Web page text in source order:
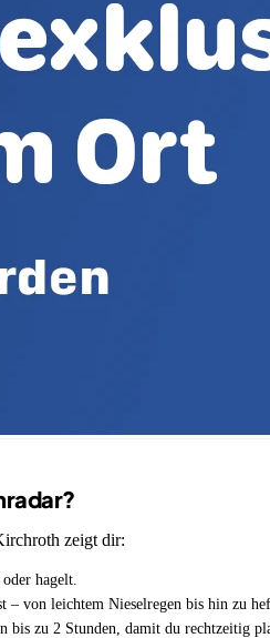
zeigt dir:
hagelt.
– von leichtem Nieselregen bis hin zu
bis zu 2 Stunden, damit du rechtzeitig